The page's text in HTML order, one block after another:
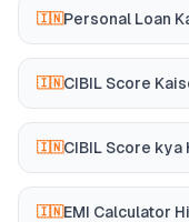
🇮🇳Personal Loan
🇮🇳CIBIL Score
🇮🇳CIBIL Score
🇮🇳EMI Calculator